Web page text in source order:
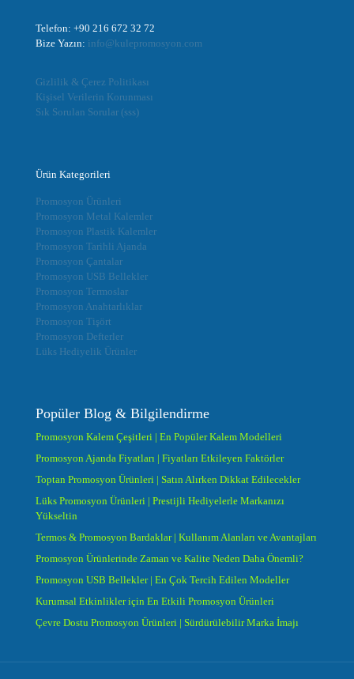
Telefon: +90 216 672 32 72
Bize Yazın: info@kulepromosyon.com
Gizlilik & Çerez Politikası
Kişisel Verilerin Korunması
Sık Sorulan Sorular (sss)
Ürün Kategorileri
Promosyon Ürünleri
Promosyon Metal Kalemler
Promosyon Plastik Kalemler
Promosyon Tarihli Ajanda
Promosyon Çantalar
Promosyon USB Bellekler
Promosyon Termoslar
Promosyon Anahtarlıklar
Promosyon Tişört
Promosyon Defterler
Lüks Hediyelik Ürünler
Popüler Blog & Bilgilendirme
Promosyon Kalem Çeşitleri | En Popüler Kalem Modelleri
Promosyon Ajanda Fiyatları | Fiyatları Etkileyen Faktörler
Toptan Promosyon Ürünleri | Satın Alırken Dikkat Edilecekler
Lüks Promosyon Ürünleri | Prestijli Hediyelerle Markanızı
Yükseltin
Termos & Promosyon Bardaklar | Kullanım Alanları ve Avantajları
Promosyon Ürünlerinde Zaman ve Kalite Neden Daha Önemli?
Promosyon USB Bellekler | En Çok Tercih Edilen Modeller
Kurumsal Etkinlikler için En Etkili Promosyon Ürünleri
Çevre Dostu Promosyon Ürünleri | Sürdürülebilir Marka İmajı